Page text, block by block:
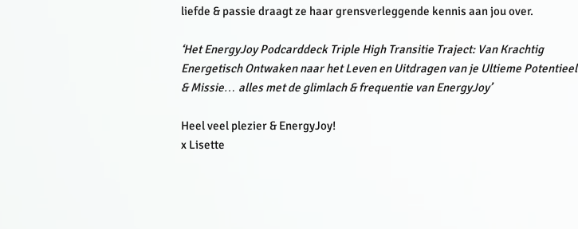
liefde & passie draagt ze haar grensverleggende kennis aan jou over.
‘Het EnergyJoy Podcarddeck Triple High Transitie Traject: Van Krachtig
Energetisch Ontwaken naar het Leven en Uitdragen van je Ultieme Potentieel
& Missie… alles met de glimlach & frequentie van EnergyJoy’
Heel veel plezier & EnergyJoy!
x Lisette